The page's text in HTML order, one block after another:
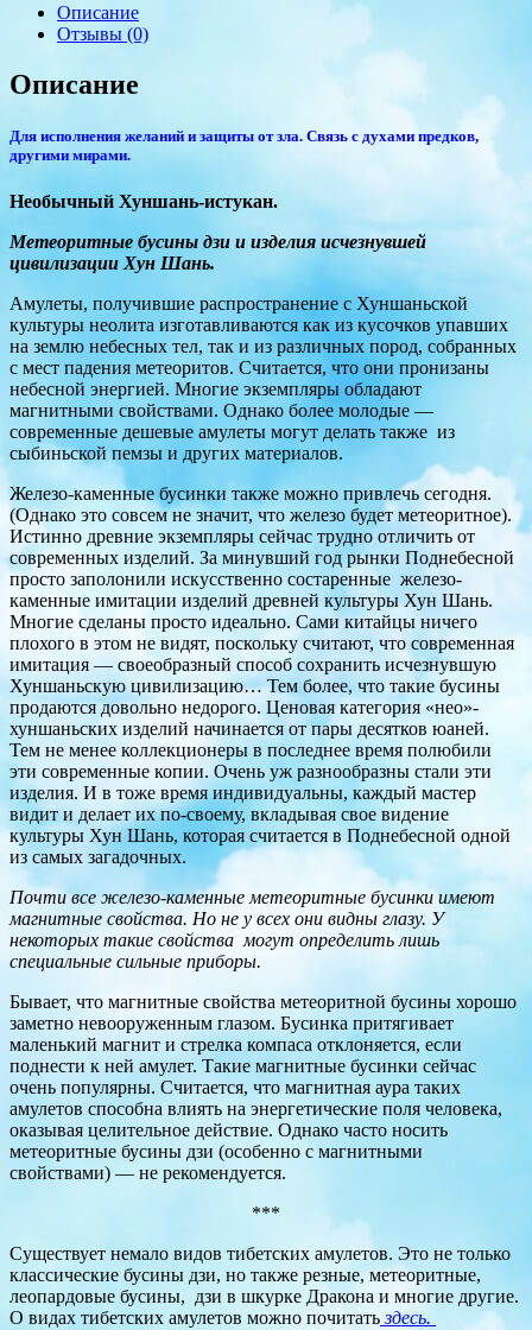
Описание
Отзывы (0)
Описание
Для исполнения желаний и защиты от зла. Связь с духами предков,
другими мирами.
Необычный Хуншань-истукан.
Метеоритные бусины дзи и изделия исчезнувшей
цивилизации Хун Шань.
Амулеты, получившие распространение с Хуншаньской
культуры неолита изготавливаются как из кусочков упавших
на землю небесных тел, так и из различных пород, собранных
с мест падения метеоритов. Считается, что они пронизаны
небесной энергией. Многие экземпляры обладают
магнитными свойствами. Однако более молодые —
современные дешевые амулеты могут делать также из
сыбиньской пемзы и других материалов.
Железо-каменные бусинки также можно привлечь сегодня.
(Однако это совсем не значит, что железо будет метеоритное).
Истинно древние экземпляры сейчас трудно отличить от
современных изделий. За минувший год рынки Поднебесной
просто заполонили искусственно состаренные железо-
каменные имитации изделий древней культуры Хун Шань.
Многие сделаны просто идеально. Сами китайцы ничего
плохого в этом не видят, поскольку считают, что современная
имитация — своеобразный способ сохранить исчезнувшую
Хуншаньскую цивилизацию… Тем более, что такие бусины
продаются довольно недорого. Ценовая категория «нео»-
хуншаньских изделий начинается от пары десятков юаней.
Тем не менее коллекционеры в последнее время полюбили
эти современные копии. Очень уж разнообразны стали эти
изделия. И в тоже время индивидуальны, каждый мастер
видит и делает их по-своему, вкладывая свое видение
культуры Хун Шань, которая считается в Поднебесной одной
из самых загадочных.
Почти все железо-каменные метеоритные бусинки имеют
магнитные свойства. Но не у всех они видны глазу. У
некоторых такие свойства могут определить лишь
специальные сильные приборы.
Бывает, что магнитные свойства метеоритной бусины хорошо
заметно невооруженным глазом. Бусинка притягивает
маленький магнит и стрелка компаса отклоняется, если
поднести к ней амулет. Такие магнитные бусинки сейчас
очень популярны. Считается, что магнитная аура таких
амулетов способна влиять на энергетические поля человека,
оказывая целительное действие. Однако часто носить
метеоритные бусины дзи (особенно с магнитными
свойствами) — не рекомендуется.
***
Существует немало видов тибетских амулетов. Это не только
классические бусины дзи, но также резные, метеоритные,
леопардовые бусины, дзи в шкурке Дракона и многие другие.
О видах тибетских амулетов можно почитатьздесь.